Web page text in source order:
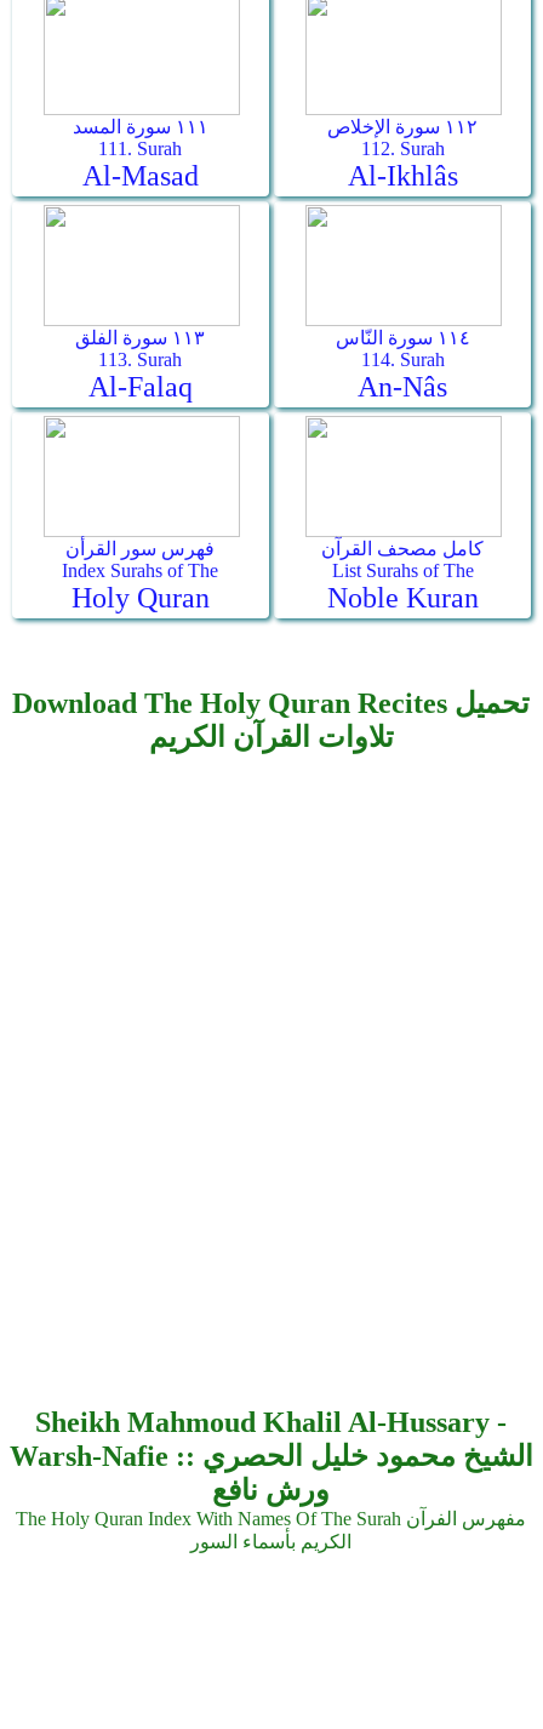
١١١ سورة المسد
111. Surah
Al-Masad
١١٢ سورة الإخلاص
112. Surah
Al-Ikhlâs
١١٣ سورة الفلق
113. Surah
Al-Falaq
١١٤ سورة النّاس
114. Surah
An-Nâs
فهرس سور القرأن
Index Surahs of The
Holy Quran
كامل مصحف القرآن
List Surahs of The
Noble Kuran
Download The Holy Quran Recites تحميل
تلاوات القرآن الكريم
Sheikh Mahmoud Khalil Al-Hussary -
Warsh-Nafie :: الشيخ محمود خليل الحصري
ورش نافع
The Holy Quran Index With Names Of The Surah مفهرس الفرآن
الكريم بأسماء السور